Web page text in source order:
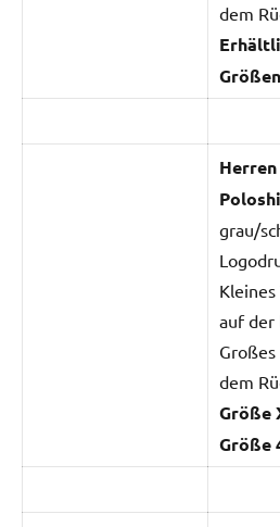
dem
grau/
auf der
dem
Größe
Größe